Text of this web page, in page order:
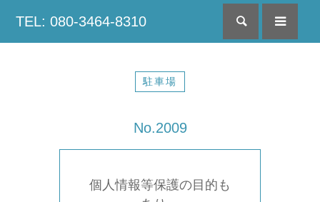
TEL: 080-3464-8310 検索
駐車場
No.2009
個人情報等保護の目的も